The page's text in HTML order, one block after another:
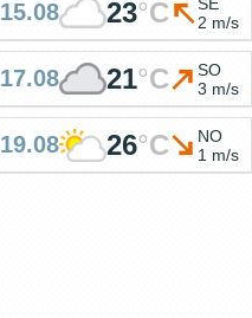
15.08 23°C
2 m/s
17.08 21°C
SO
3 m/s
19.08 26°C
NO
1 m/s